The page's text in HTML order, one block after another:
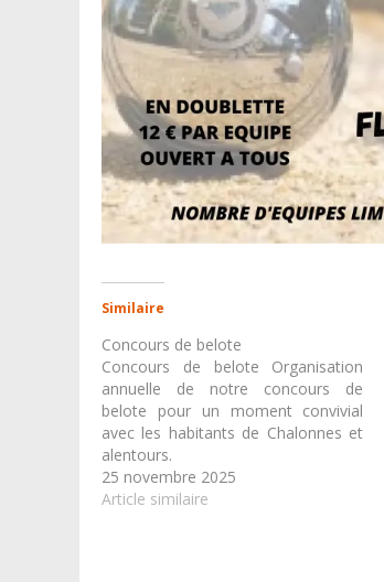
Similaire
Concours de belote
Concours de belote Organisation
annuelle de notre concours de
belote pour un moment convivial
avec les habitants de Chalonnes et
alentours.
25 novembre 2025
Article similaire